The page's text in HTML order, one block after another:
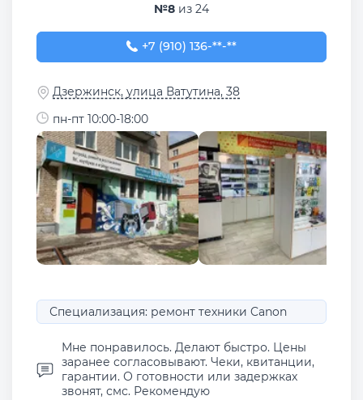
№8 из 24
+7 (910) 136-47-77
+7 (910) 136-**-**
Дзержинск, улица Ватутина, 38
пн-пт 10:00-18:00
Специализация: ремонт техники Canon
Мне понравилось. Делают быстро. Цены
заранее согласовывают. Чеки, квитанции,
гарантии. О готовности или задержках
звонят, смс. Рекомендую